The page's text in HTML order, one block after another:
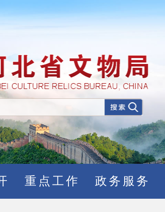
重点工作 政务服务